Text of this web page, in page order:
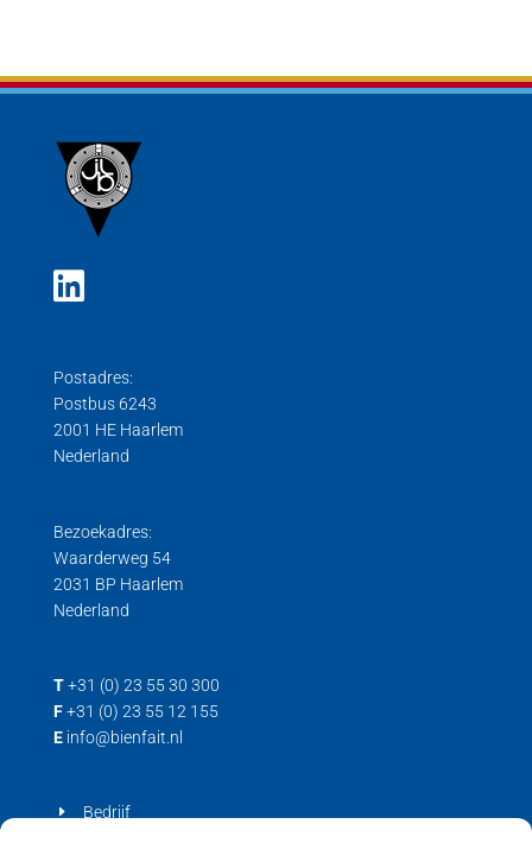
Postadres:
Postbus 6243
2001 HE Haarlem
Nederland
Bezoekadres:
Waarderweg 54
2031 BP Haarlem
Nederland
T +31 (0) 23 55 30 300
F +31 (0) 23 55 12 155
E info@bienfait.nl
Bedrijf